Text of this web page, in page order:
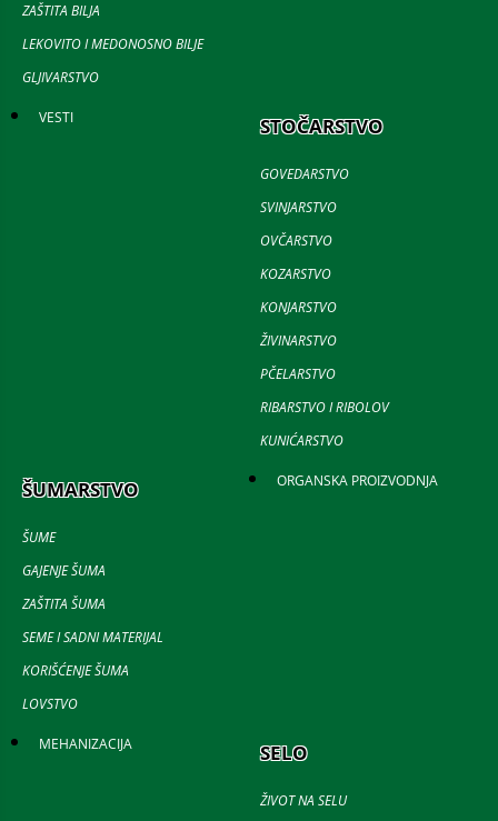
ZAŠTITA BILJA
LEKOVITO I MEDONOSNO BILJE
GLJIVARSTVO
VESTI STOČARSTVO
GOVEDARSTVO
SVINJARSTVO
OVČARSTVO
KOZARSTVO
KONJARSTVO
ŽIVINARSTVO
PČELARSTVO
RIBARSTVO I RIBOLOV
KUNIĆARSTVO
ŠUMARSTVO
ŠUME
GAJENJE ŠUMA
ZAŠTITA ŠUMA
SEME I SADNI MATERIJAL
KORIŠĆENJE ŠUMA
LOVSTVO
ORGANSKA PROIZVODNJA
MEHANIZACIJA SELO
ŽIVOT NA SELU